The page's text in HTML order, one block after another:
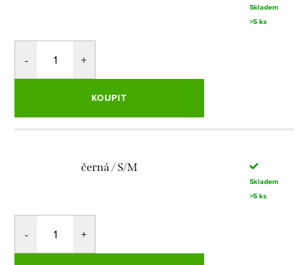
Skladem
>5 ks
KOUPIT
černá / S/M
Skladem
>5 ks